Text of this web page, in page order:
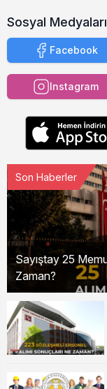
Sosyal
Facebook
Instagram
Sayıştay 25
Zaman?
Son Haberler